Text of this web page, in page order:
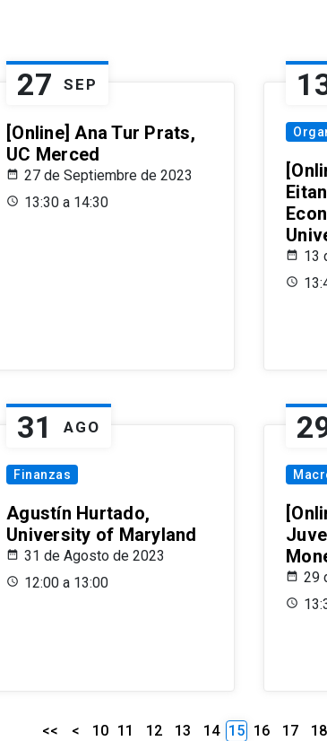
27 SEP
[Online] Ana Tur Prats,
UC Merced
27 de Septiembre de 2023
13:30 a 14:30
13
31 AGO
Finanzas
Agustín Hurtado,
University of Maryland
31 de Agosto de 2023
12:00 a 13:00
29
<< < 10 11 12 13 14 15 16 17 18